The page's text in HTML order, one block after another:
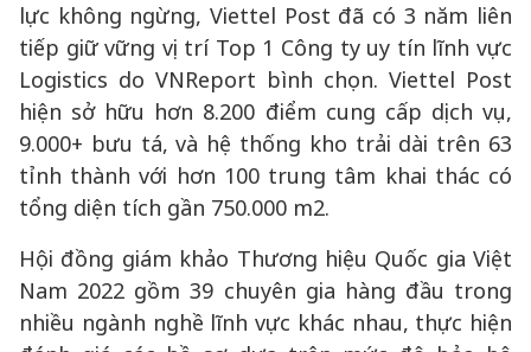
lực không ngừng, Viettel Post đã có 3 năm liên
tiếp giữ vững vị trí Top 1 Công ty uy tín lĩnh vực
Logistics do VNReport bình chọn. Viettel Post
hiện sở hữu hơn 8.200 điểm cung cấp dịch vụ,
9.000+ bưu tá, và hệ thống kho trải dài trên 63
tỉnh thành với hơn 100 trung tâm khai thác có
tổng diện tích gần 750.000 m2.
Hội đồng giám khảo Thương hiệu Quốc gia Việt
Nam 2022 gồm 39 chuyên gia hàng đầu trong
nhiều ngành nghề lĩnh vực khác nhau, thực hiện